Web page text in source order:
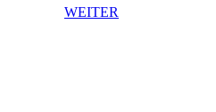
WEITER